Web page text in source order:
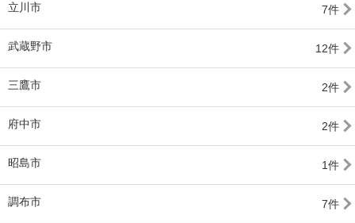
立川市 7件
武蔵野市 12件
三鷹市 2件
府中市 2件
昭島市 1件
調布市 7件